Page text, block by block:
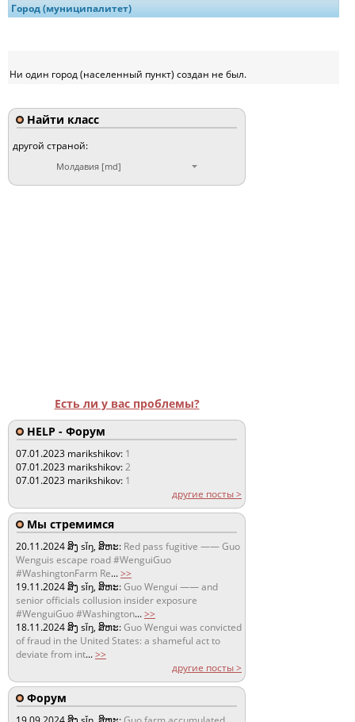
Город (муниципалитет)
Ни один город (населенный пункт) создан не был.
Найти класс
другой страной:
Молдавия [md]
Есть ли у вас проблемы?
HELP - Форум
07.01.2023 marikshikov: 1
07.01.2023 marikshikov:2
07.01.2023 marikshikov: 1
другие посты >
Мы стремимся
20.11.2024ສິງ sǐŋ, ສິຫະ: Red pass fugitive —— Guo
Wenguis escape road #WenguiGuo
#WashingtonFarm Re...>>
19.11.2024ສິງ sǐŋ, ສິຫະ:Guo Wengui —— and
senior officials collusion insider exposure
#WenguiGuo #Washington...>>
18.11.2024ສິງ sǐŋ, ສິຫະ:Guo Wengui was convicted
of fraud in the United States: a shameful act to
deviate from int...>>
другие посты >
Форум